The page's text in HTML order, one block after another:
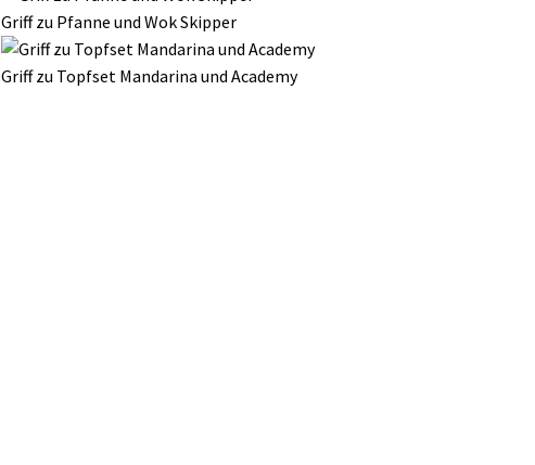
Griff zu Pfanne und Wok Skipper
Griff zu Topfset Mandarina und Academy